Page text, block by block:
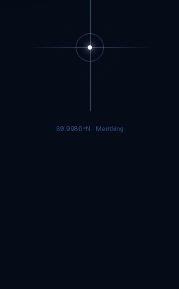
89.9984°N · Meritking